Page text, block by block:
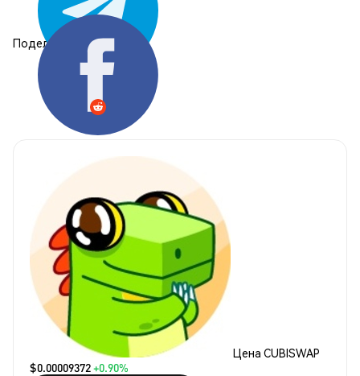
Поделиться:
Цена CUBISWAP
$0.00009372+0.90%